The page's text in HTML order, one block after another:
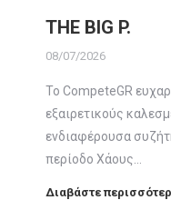
ΤHE BIG P.
08/07/2026
Το CompeteGR
εξαιρετικούς
ενδιαφέρουσα
περίοδο Χάους…
Διαβάστε